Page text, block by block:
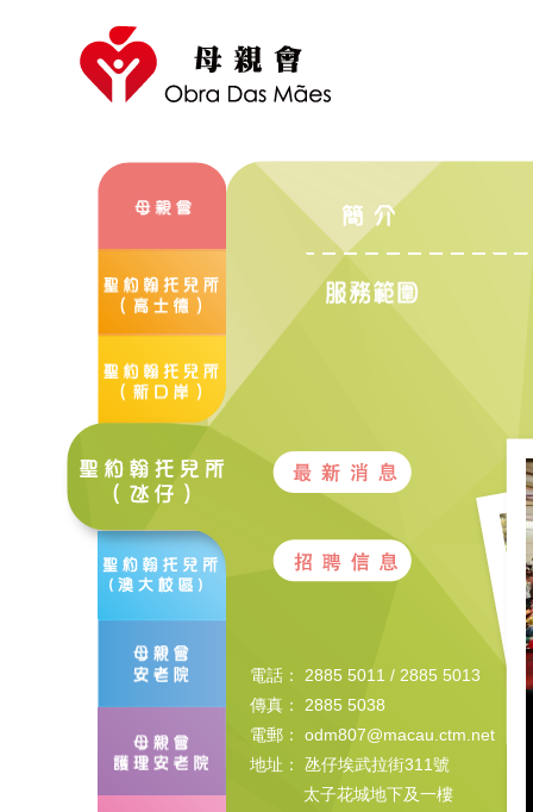
電話：
2885 5011 / 2885 5013
傳真：
2885 5038
電郵：
odm807@macau.ctm.net
地址：
氹仔埃武拉街311號
太子花城地下及一樓